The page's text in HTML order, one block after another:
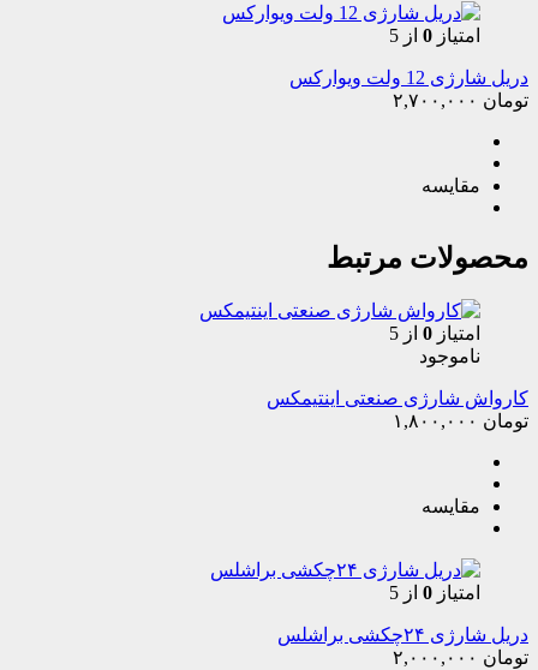
امتیاز 0 از 5
دریل شارژی 12 ولت ویوارکس
تومان
مقایسه
محصولات مرتبط
امتیاز 0 از 5
ناموجود
کارواش شارژی صنعتی اینتیمکس
تومان
مقایسه
امتیاز 0 از 5
دریل شارژی ۲۴چکشی براشلس
تومان